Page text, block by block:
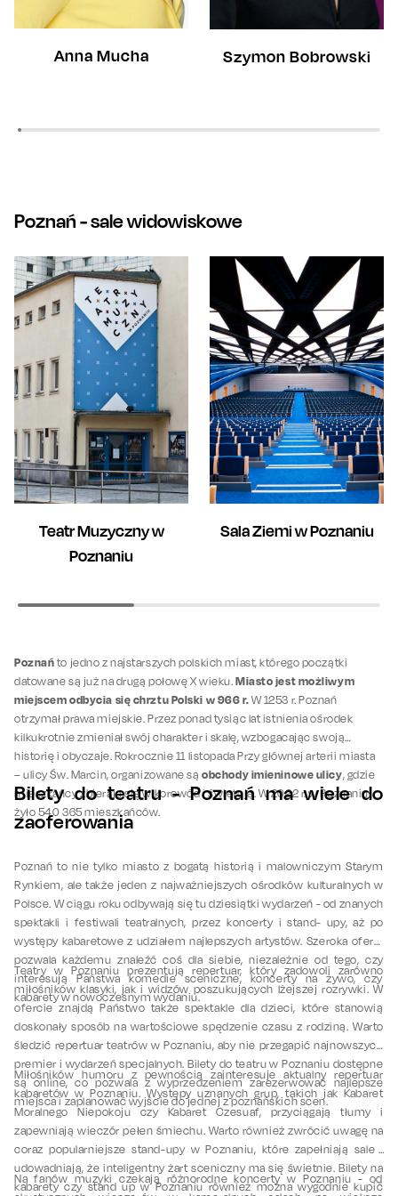
Anna Mucha Szymon Bobrowski
Poznań- sale widowiskowe
Teatr Muzyczny w
Poznaniu
Sala Ziemi w Poznaniu
Poznań to jedno z najstarszych polskich miast, którego początki
datowane są już na drugą połowę X wieku. Miasto jest możliwym
miejscem odbycia się chrztu Polski w 966 r. W 1253 r. Poznań
otrzymał prawa miejskie. Przez ponad tysiąc lat istnienia ośrodek
kilkukrotnie zmieniał swój charakter i skalę, wzbogacając swoją
historię i obyczaje. Rokrocznie 11 listopada Przy głównej arterii miasta
– ulicy Św. Marcin, organizowane sąobchody imieninowe ulicy, gdzie
mieszkańcy zbierają się w korowód i świętują. W 2022 r. w Poznaniu
żyło 540 365 mieszkańców.
Bilety do teatru - Poznań ma wiele do
zaoferowania
Poznań to nie tylko miasto z bogatą historią i malowniczym Starym
Rynkiem, ale także jeden z najważniejszych ośrodków kulturalnych w
Polsce. W ciągu roku odbywają się tu dziesiątki wydarzeń - od znanych
spektakli i festiwali teatralnych, przez koncerty i stand- upy, aż po
występy kabaretowe z udziałem najlepszych artystów. Szeroka oferta
pozwala każdemu znaleźć coś dla siebie, niezależnie od tego, czy
interesują Państwa komedie sceniczne, koncerty na żywo, czy
kabarety w nowoczesnym wydaniu.
Teatry w Poznaniu prezentują repertuar, który zadowoli zarówno
miłośników klasyki, jak i widzów poszukujących lżejszej rozrywki. W
ofercie znajdą Państwo także spektakle dla dzieci, które stanowią
doskonały sposób na wartościowe spędzenie czasu z rodziną. Warto
śledzić repertuar teatrów w Poznaniu, aby nie przegapić najnowszych
premier i wydarzeń specjalnych. Bilety do teatru w Poznaniu dostępne
są online, co pozwala z wyprzedzeniem zarezerwować najlepsze
miejsca i zaplanować wyjście do jednej z poznańskich scen.
Miłośników humoru z pewnością zainteresuje aktualny repertuar
kabaretów w Poznaniu. Występy uznanych grup, takich jak Kabaret
Moralnego Niepokoju czy Kabaret Czesuaf, przyciągają tłumy i
zapewniają wieczór pełen śmiechu. Warto również zwrócić uwagę na
coraz popularniejsze stand-upy w Poznaniu, które zapełniają sale i
udowadniają, że inteligentny żart sceniczny ma się świetnie. Bilety na
kabarety czy stand up w Poznaniu również można wygodnie kupić
Na fanów muzyki czekają różnorodne koncerty w Poznaniu - od